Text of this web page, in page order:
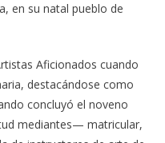
en su natal pueblo de
Aficionados cuando
destacándose como
concluyó el noveno
mediantes— matricular,